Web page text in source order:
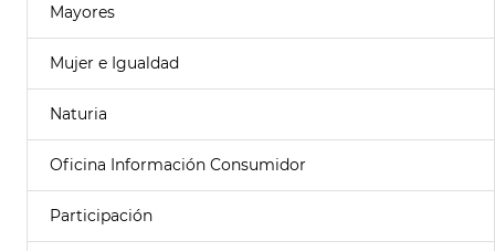
Mayores
Mujer e Igualdad
Naturia
Oficina Información Consumidor
Participación